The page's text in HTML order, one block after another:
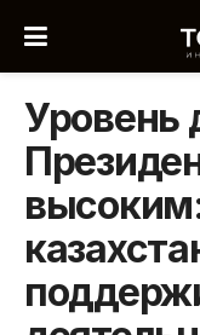
Уровень